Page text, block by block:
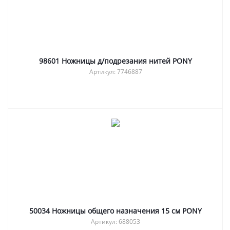
98601 Ножницы д/подрезания нитей PONY
Артикул: 7746887
50034 Ножницы общего назначения 15 см PONY
Артикул: 688053